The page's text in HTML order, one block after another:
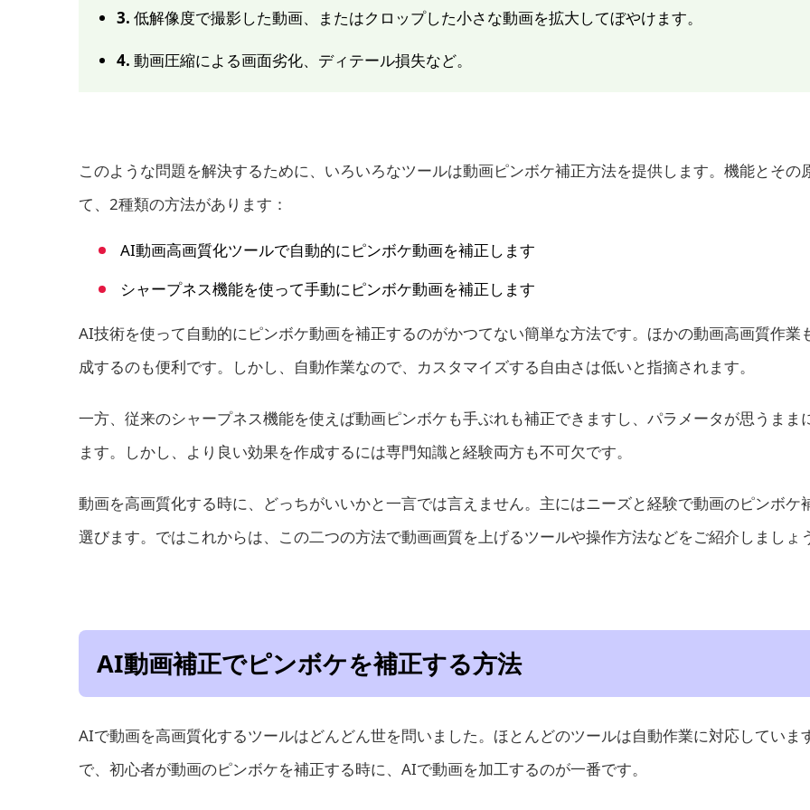
3. 低解像度で撮影した動画、またはクロップした小さな動画を拡大してぼやけます。
4. 動画圧縮による画面劣化、ディテール損失など。
このような問題を解決するために、いろいろなツールは動画ピンボケ補正方法を提供します。機能とその
て、2種類の方法があります：
AI動画高画質化ツールで自動的にピンボケ動画を補正します
シャープネス機能を使って手動にピンボケ動画を補正します
AI技術を使って自動的にピンボケ動画を補正するのがかつてない簡単な方法です。ほかの動画高画質作業
成するのも便利です。しかし、自動作業なので、カスタマイズする自由さは低いと指摘されます。
一方、従来のシャープネス機能を使えば動画ピンボケも手ぶれも補正できますし、パラメータが思うまま
ます。しかし、より良い効果を作成するには専門知識と経験両方も不可欠です。
動画を高画質化する時に、どっちがいいかと一言では言えません。主にはニーズと経験で動画のピンボケ
選びます。ではこれからは、この二つの方法で動画画質を上げるツールや操作方法などをご紹介しましょ
AI動画補正でピンボケを補正する方法
AIで動画を高画質化するツールはどんどん世を問いました。ほとんどのツールは自動作業に対応していま
で、初心者が動画のピンボケを補正する時に、AIで動画を加工するのが一番です。